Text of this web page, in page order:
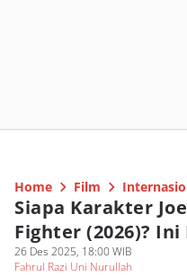
Home Film
Siapa Karakter
Fighter (2026)?
26 Des 2025, 18:00 WIB
Fahrul Razi Uni Nurullah